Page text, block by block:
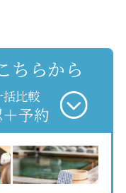
ちらから
比較
予約